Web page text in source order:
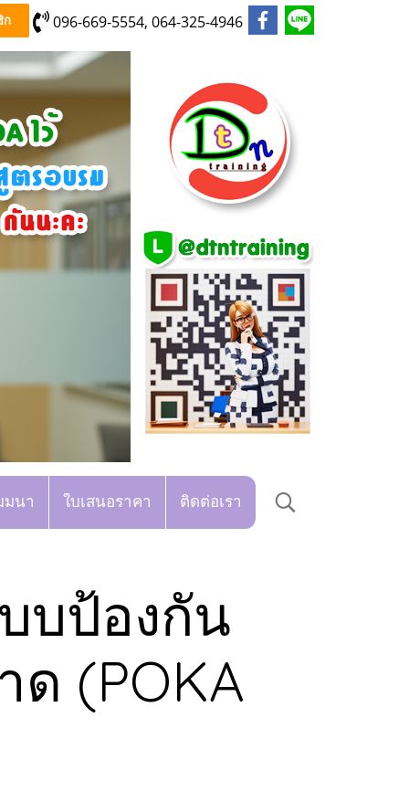
ก 096-669-5554, 064-325-4946
มนา ใบเสนอราคา ติดต่อเรา
บป้องกัน
(POKA